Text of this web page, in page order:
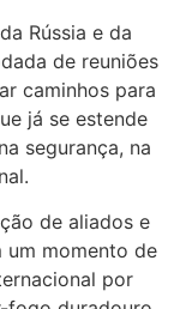
Rússia e da
de reuniões
caminhos para
já se estende
segurança, na
de aliados e
um momento de
por